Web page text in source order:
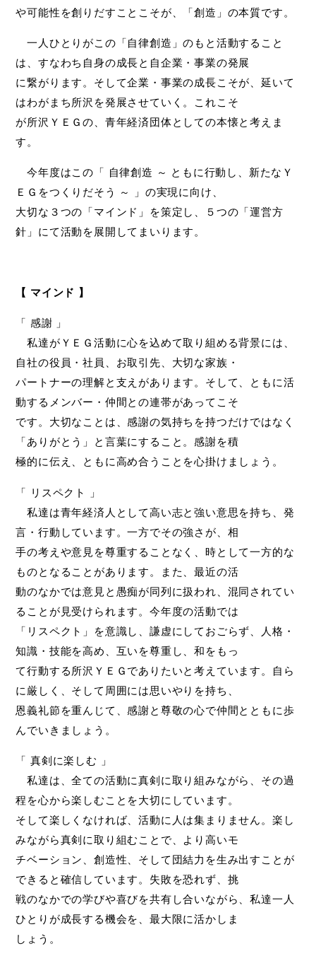
や可能性を創りだすことこそが、「創造」の本質です。
一人ひとりがこの「自律創造」のもと活動すること
は、すなわち自身の成長と自企業・事業の発展
に繋がります。そして企業・事業の成長こそが、延いて
はわがまち所沢を発展させていく。これこそ
が所沢ＹＥＧの、青年経済団体としての本懐と考えま
す。
今年度はこの「 自律創造 ～ ともに行動し、新たなＹ
ＥＧをつくりだそう ～ 」の実現に向け、
大切な３つの「マインド」を策定し、５つの「運営方
針」にて活動を展開してまいります。
【 マインド 】
「 感謝 」
私達がＹＥＧ活動に心を込めて取り組める背景には、
自社の役員・社員、お取引先、大切な家族・
パートナーの理解と支えがあります。そして、ともに活
動するメンバー・仲間との連帯があってこそ
です。大切なことは、感謝の気持ちを持つだけではなく
「ありがとう」と言葉にすること。感謝を積
極的に伝え、ともに高め合うことを心掛けましょう。
「 リスペクト 」
私達は青年経済人として高い志と強い意思を持ち、発
言・行動しています。一方でその強さが、相
手の考えや意見を尊重することなく、時として一方的な
ものとなることがあります。また、最近の活
動のなかでは意見と愚痴が同列に扱われ、混同されてい
ることが見受けられます。今年度の活動では
「リスペクト」を意識し、謙虚にしておごらず、人格・
知識・技能を高め、互いを尊重し、和をもっ
て行動する所沢ＹＥＧでありたいと考えています。自ら
に厳しく、そして周囲には思いやりを持ち、
恩義礼節を重んじて、感謝と尊敬の心で仲間とともに歩
んでいきましょう。
「 真剣に楽しむ 」
私達は、全ての活動に真剣に取り組みながら、その過
程を心から楽しむことを大切にしています。
そして楽しくなければ、活動に人は集まりません。楽し
みながら真剣に取り組むことで、より高いモ
チベーション、創造性、そして団結力を生み出すことが
できると確信しています。失敗を恐れず、挑
戦のなかでの学びや喜びを共有し合いながら、私達一人
ひとりが成長する機会を、最大限に活かしま
しょう。